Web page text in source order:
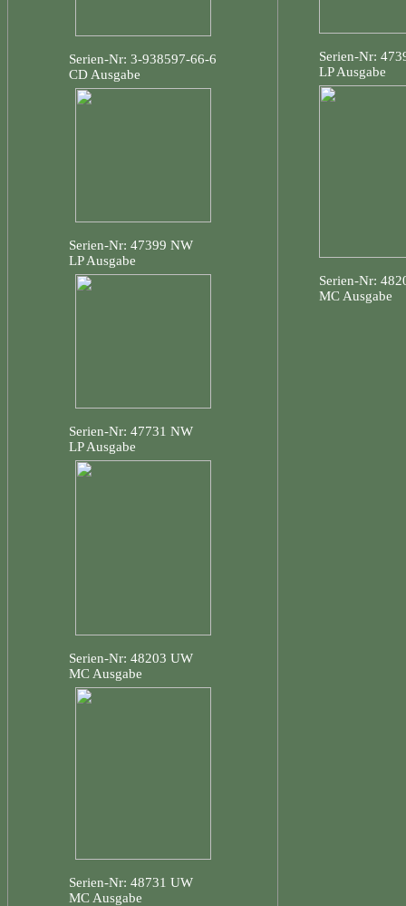
Serien-Nr: 3-938597-66-6
CD Ausgabe
Serien-Nr: 47399 NW
LP Ausgabe
Serien-Nr: 47731 NW
LP Ausgabe
Serien-Nr: 48203 UW
MC Ausgabe
Serien-Nr: 48731 UW
MC Ausgabe
Serien-Nr:
LP Ausgabe
Serien-Nr:
MC Ausgabe